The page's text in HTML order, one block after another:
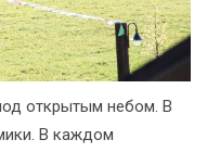
открытым небом. В
В каждом